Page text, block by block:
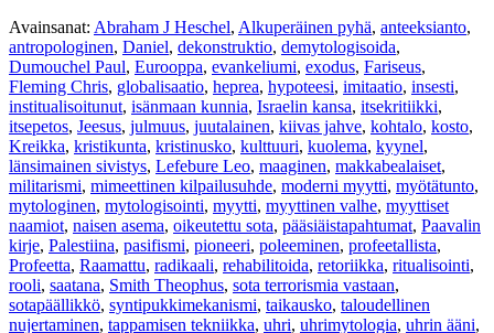
Avainsanat: Abraham J Heschel, Alkuperäinen pyhä, anteeksianto,
antropologinen, Daniel, dekonstruktio, demytologisoida,
Dumouchel Paul, Eurooppa, evankeliumi, exodus, Fariseus,
Fleming Chris, globalisaatio, heprea, hypoteesi, imitaatio, insesti,
institualisoitunut, isänmaan kunnia, Israelin kansa, itsekritiikki,
itsepetos, Jeesus, julmuus, juutalainen, kiivas jahve, kohtalo, kosto,
Kreikka, kristikunta, kristinusko, kulttuuri, kuolema, kyynel,
länsimainen sivistys, Lefebure Leo, maaginen, makkabealaiset,
militarismi, mimeettinen kilpailusuhde, moderni myytti, myötätunto,
mytologinen, mytologisointi, myytti, myyttinen valhe, myyttiset
naamiot, naisen asema, oikeutettu sota, pääsiäistapahtumat, Paavalin
kirje, Palestiina, pasifismi, pioneeri, poleeminen, profeetallista,
Profeetta, Raamattu, radikaali, rehabilitoida, retoriikka, ritualisointi,
rooli, saatana, Smith Theophus, sota terrorismia vastaan,
sotapäällikkö, syntipukkimekanismi, taikausko, taloudellinen
nujertaminen, tappamisen tekniikka, uhri, uhrimytologia, uhrin ääni,